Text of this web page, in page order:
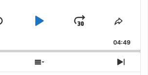
Play
Jump
Forward
Share
04:49
Show
Next